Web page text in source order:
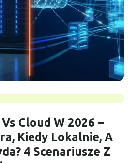
Cloud W 2026 –
Kiedy Lokalnie, A
4 Scenariusze Z